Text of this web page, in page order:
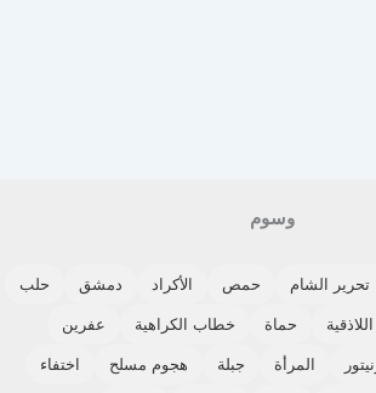
وسوم
تحرير الشام حمص الأكراد دمشق حلب
اللاذقية حماة خطاب الكراهية عفرين
المرأة جبلة هجوم مسلح اختفاء